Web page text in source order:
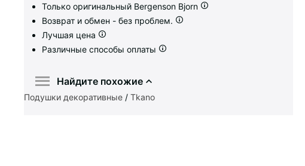
Только оригинальный Bergenson Bjorn
Возврат и обмен - без проблем.
Лучшая цена
Различные способы оплаты
Найдите похожие
Подушки декоративные / Tkano